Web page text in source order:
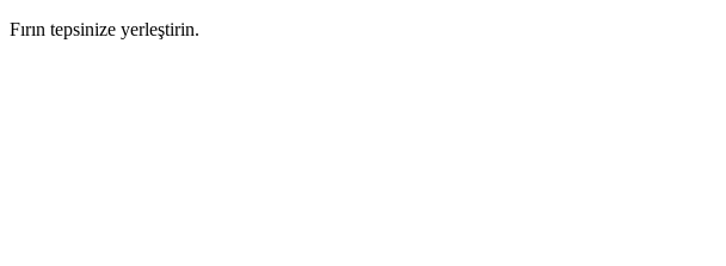
Fırın tepsinize yerleştirin.